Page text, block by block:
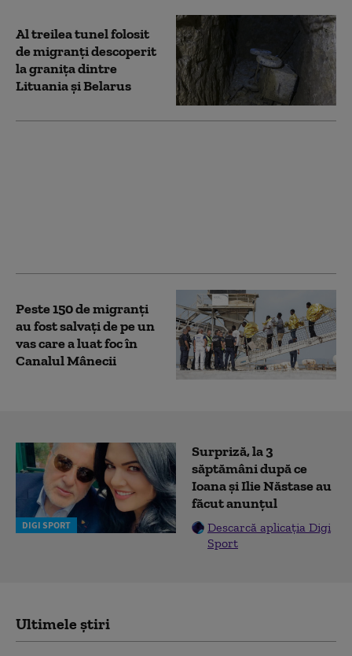
Al treilea tunel folosit
de migranți descoperit
la granița dintre
Lituania și Belarus
Peste 150 de migranţi
au fost salvați de pe un
vas care a luat foc în
Canalul Mânecii
DIGI SPORT
Surpriză, la 3
săptămâni după ce
Ioana și Ilie Năstase au
făcut anunțul
Descarcă aplicația Digi
Sport
Ultimele știri